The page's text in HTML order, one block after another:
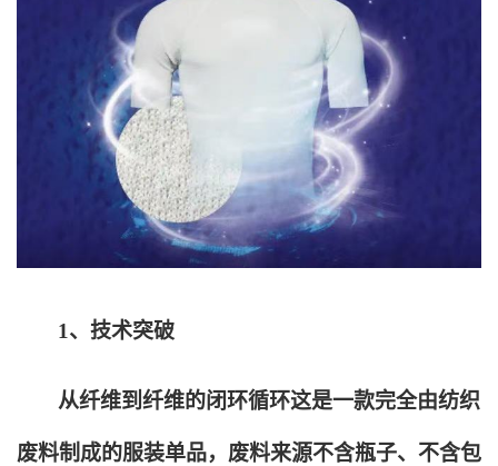
1、技术突破
从纤维到纤维的闭环循环这是一款完全由纺织
废料制成的服装单品，废料来源不含瓶子、不含包